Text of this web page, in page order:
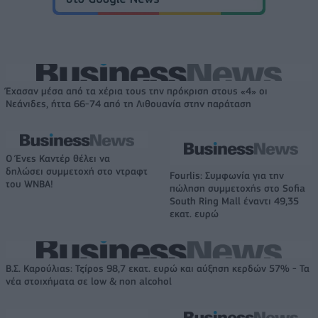
Έχασαν μέσα από τα χέρια τους την πρόκριση στους «4» οι
Νεάνιδες, ήττα 66-74 από τη Λιθουανία στην παράταση
Ο Ένες Καντέρ θέλει να
δηλώσει συμμετοχή στο ντραφτ
του WNBA!
Fourlis: Συμφωνία για την
πώληση συμμετοχής στο Sofia
South Ring Mall έναντι 49,35
εκατ. ευρώ
Β.Σ. Καρούλιας: Τζίρος 98,7 εκατ. ευρώ και αύξηση κερδών 57% - Τα
νέα στοιχήματα σε low & non alcohol